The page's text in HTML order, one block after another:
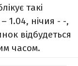
такі
– 1.04, нічия - -,
відбудеться
часом.